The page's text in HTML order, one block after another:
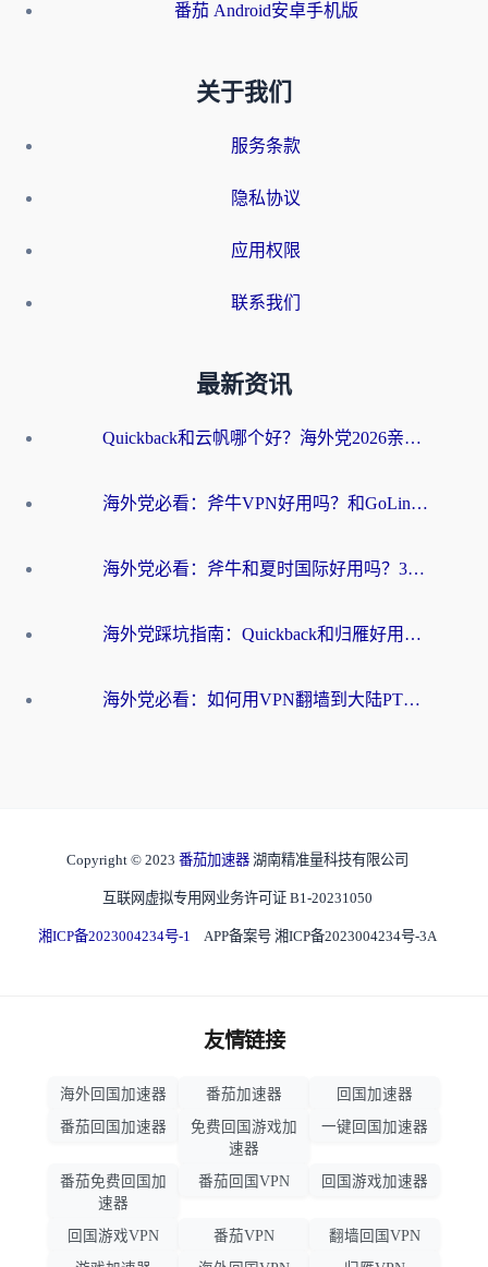
番茄 Android安卓手机版
关于我们
服务条款
隐私协议
应用权限
联系我们
最新资讯
Quickback和云帆哪个好？海外党2026亲测指南：选对加速器大陆工具，无缝刷国内剧玩国服
海外党必看：斧牛VPN好用吗？和GoLinkVPN对比哪个回国效果更好？
海外党必看：斧牛和夏时国际好用吗？3步选对回国加速器，无缝刷国内资源
海外党踩坑指南：Quickback和归雁好用吗？选对加速器才能无缝刷国内资源
海外党必看：如何用VPN翻墙到大陆PTT？一篇解决你所有回国加速痛点
Copyright © 2023 番茄加速器 湖南精准量科技有限公司
互联网虚拟专用网业务许可证 B1-20231050
湘ICP备2023004234号-1 APP备案号 湘ICP备2023004234号-3A
友情链接
海外回国加速器 番茄加速器
回国加速器
番茄回国加速器
免费回国游戏加
速器
一键回国加速器
番茄免费回国加
速器
番茄回国VPN 回国游戏加速器
回国游戏VPN 番茄VPN
翻墙回国VPN